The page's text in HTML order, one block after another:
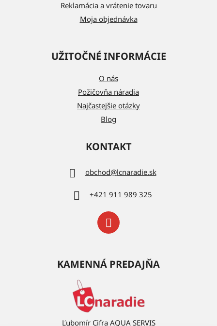
Reklamácia a vrátenie tovaru
Moja objednávka
UŽITOČNÉ INFORMÁCIE
O nás
Požičovňa náradia
Najčastejšie otázky
Blog
KONTAKT
obchod@lcnaradie.sk
+421 911 989 325
KAMENNÁ PREDAJŇA
Ľubomír Cifra AQUA SERVIS